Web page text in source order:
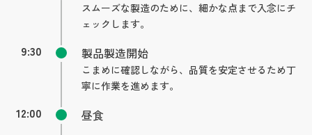
スムーズな製造のために、細かな点まで入念にチ
ェックします。
9:30 製品製造開始
こまめに確認しながら、品質を安定させるため丁
寧に作業を進めます。
12:00
昼食